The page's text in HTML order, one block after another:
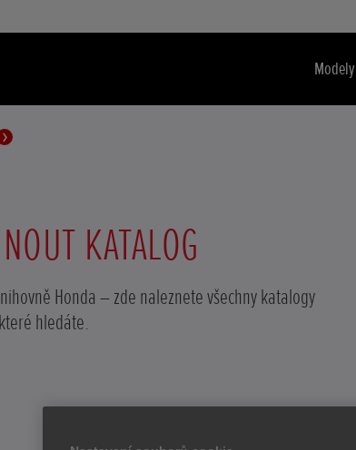
Modely
KATALOG
Honda – zde naleznete všechny katalogy
hledáte.